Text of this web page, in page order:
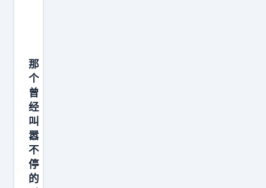
以
按
兵
不
动
，
是
为
那
个
曾
经
叫
嚣
不
停
的